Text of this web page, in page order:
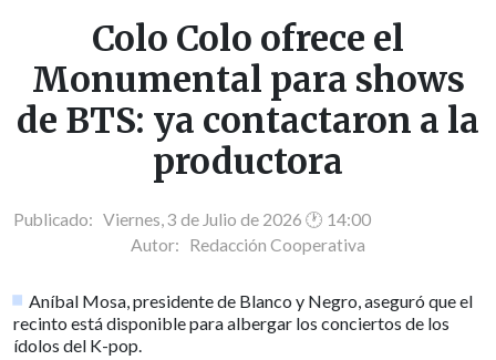
Colo Colo ofrece el
Monumental para shows
de BTS: ya contactaron a la
productora
Publicado: Viernes, 3 de Julio de 2026 🕐 14:00
Autor: Redacción Cooperativa
Aníbal Mosa, presidente de Blanco y Negro, aseguró que el
recinto está disponible para albergar los conciertos de los
ídolos del K-pop.